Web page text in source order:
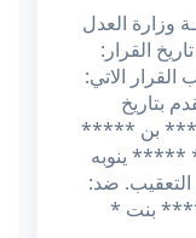
وزارة العدل
القضية عـ79819دد تاريخ القرار:
القرار الاتي:
بتاريخ
***** بن *****
ينوبه
ضد: